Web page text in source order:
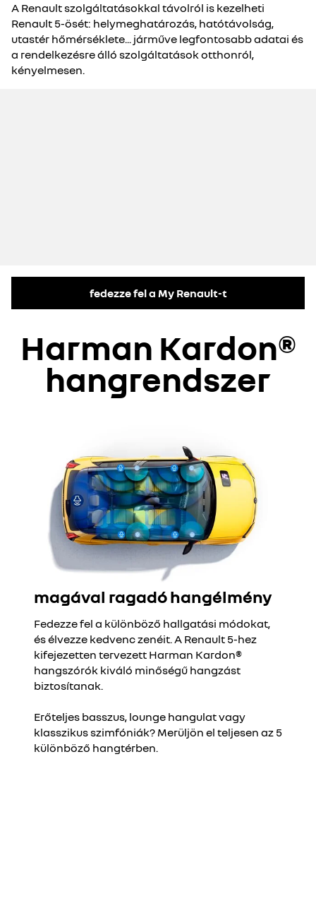
A Renault szolgáltatásokkal távolról is kezelheti
Renault 5-ösét: helymeghatározás, hatótávolság,
utastér hőmérséklete... járműve legfontosabb adatai és
a rendelkezésre álló szolgáltatások otthonról,
kényelmesen.
fedezze fel a My Renault-t
Harman Kardon®
hangrendszer
magával ragadó hangélmény
Fedezze fel a különböző hallgatási módokat,
és élvezze kedvenc zenéit. A Renault 5-hez
kifejezetten tervezett Harman Kardon®
hangszórók kiváló minőségű hangzást
biztosítanak.
Erőteljes basszus, lounge hangulat vagy
klasszikus szimfóniák? Merüljön el teljesen az 5
különböző hangtérben.